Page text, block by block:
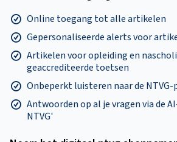
Online toegang tot alle artikelen
Gepersonaliseerde alerts voor
Artikelen voor opleiding en
geaccrediteerde toetsen
Onbeperkt luisteren naar de NTVG-
Antwoorden op al je vragen via de
NTVG'